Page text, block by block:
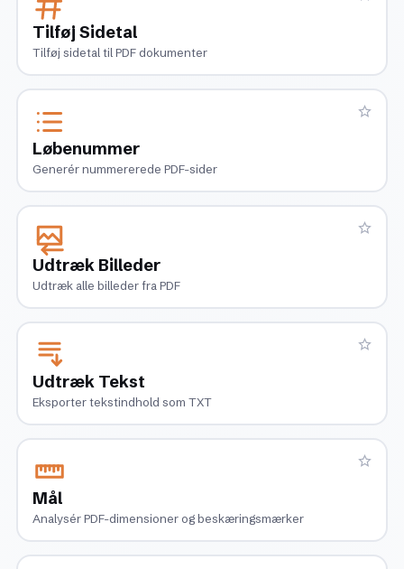
Tilføj Sidetal
Tilføj sidetal til PDF dokumenter
Løbenummer
Generér nummererede PDF-sider
Udtræk Billeder
Udtræk alle billeder fra PDF
Udtræk Tekst
Eksporter tekstindhold som TXT
Mål
Analysér PDF-dimensioner og beskæringsmærker